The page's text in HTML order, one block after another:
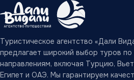
Туристическое агентство «Дали
предлагает широкий выбор туров
направлениям, включая Турцию,
Египет и ОАЭ. Мы гарантируем